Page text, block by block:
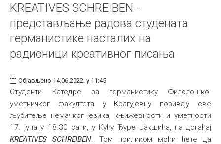
KREATIVES SCHREIBEN -
представљање радова студената
германистике насталих на
радионици креативног писања
Објављено 14.06.2022. у 11:45
Студенти Катедре за германистику Филолошко-
уметничког факултета у Крагујевцу позивају све
љубитеље немачког језика, књижевности и уметности
17. јуна у 18.30 сати, у Кућу Ђуре Јакшића, на догађај
KREATIVES SCHREIBEN . Том приликом моћи ћете да